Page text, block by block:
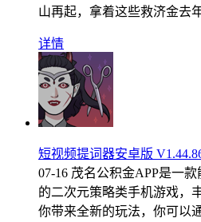
山再起，拿着这些救济金去
详情
短视频提词器安卓版
07-16 茂名公积金APP是一
的二次元策略类手机游戏，
你带来全新的玩法，你可以